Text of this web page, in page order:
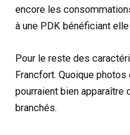
encore les
à une PDK bénéficiant
Pour le reste des
Francfort. Quoique
pourraient bien apparaître
branchés.